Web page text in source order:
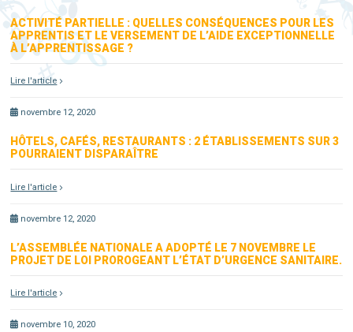
ACTIVITÉ PARTIELLE : QUELLES CONSÉQUENCES POUR LES
APPRENTIS ET LE VERSEMENT DE L’AIDE EXCEPTIONNELLE
À L’APPRENTISSAGE ?
Lire l'article
novembre 12, 2020
HÔTELS, CAFÉS, RESTAURANTS : 2 ÉTABLISSEMENTS SUR 3
POURRAIENT DISPARAÎTRE
Lire l'article
novembre 12, 2020
L’ASSEMBLÉE NATIONALE A ADOPTÉ LE 7 NOVEMBRE LE
PROJET DE LOI PROROGEANT L’ÉTAT D’URGENCE SANITAIRE.
Lire l'article
novembre 10, 2020